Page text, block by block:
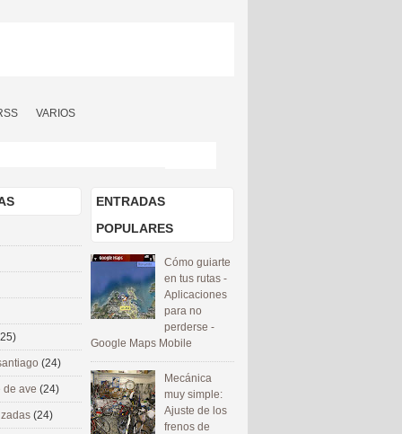
VARIOS
ENTRADAS
POPULARES
Cómo guiarte
en tus rutas -
Aplicaciones
para no
perderse -
Google Maps Mobile
Mecánica
muy simple:
Ajuste de los
frenos de
(24)
de ave (24)
(24)